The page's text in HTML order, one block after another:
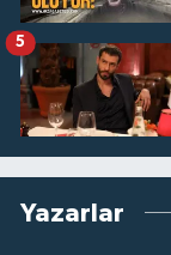
5
Yazarlar